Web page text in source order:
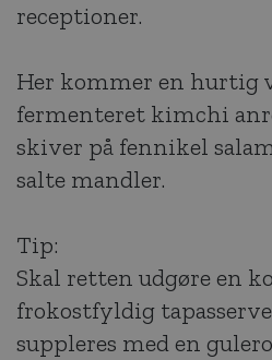
receptioner.
Her kommer en hurtig
fermenteret kimchi
skiver på fennikel
salte mandler.
Tip:
Skal retten udgøre en
frokostfyldig
suppleres med en